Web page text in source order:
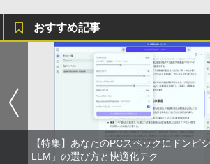
軽量 ブルートゥース
るーとゅーす コードレ
セリング 自動ペアリン
付き 防水 タッチ式音量
学/WEB会議(ホワイト)
￥1,964
Xiaomi シャオミ
￥250
On My Road (Stadium
￥250
強炭酸水 ペットボトル
art Basic)
￥1,625
【Amazon.co.jp限定】
みきった日本の水 2L 8
] [ 水 ] [ ペットボトル ]
] [ 水分補給 ]
￥810
HUNTER×HUNTER モ
コミックスDIGITAL)
￥572
おすすめ記事
【特集】あなたのPCスペックにドンピ
LLM」の選び方と快適化テク